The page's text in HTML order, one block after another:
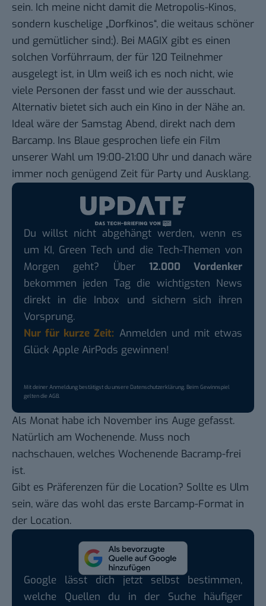
sein. Ich meine nicht damit die Metropolis-Kinos,
sondern kuschelige „Dorfkinos“, die weitaus schöner
und gemütlicher sind;). Bei MAGIX gibt es einen
solchen Vorführraum, der für 120 Teilnehmer
ausgelegt ist, in Ulm weiß ich es noch nicht, wie
viele Personen der fasst und wie der ausschaut.
Alternativ bietet sich auch ein Kino in der Nähe an.
Ideal wäre der Samstag Abend, direkt nach dem
Barcamp. Ins Blaue gesprochen liefe ein Film
unserer Wahl um 19:00-21:00 Uhr und danach wäre
immer noch genügend Zeit für Party und Ausklang.
Du willst nicht abgehängt werden, wenn es
um KI, Green Tech und die Tech-Themen von
Morgen geht? Über 12.000 Vordenker
bekommen jeden Tag die wichtigsten News
direkt in die Inbox und sichern sich ihren
Vorsprung.
Nur für kurze Zeit: Anmelden und mit etwas
Glück Apple AirPods gewinnen!
Mit deiner Anmeldung bestätigst du unsereDatenschutzerklärung. Beim Gewinnspiel
gelten dieAGB.
Als Monat habe ich November ins Auge gefasst.
Natürlich am Wochenende. Muss noch
nachschauen, welches Wochenende Bacramp-frei
ist.
Gibt es Präferenzen für die Location? Sollte es Ulm
sein, wäre das wohl das erste Barcamp-Format in
der Location.
Google lässt dich jetzt selbst bestimmen,
welche Quellen du in der Suche häufiger